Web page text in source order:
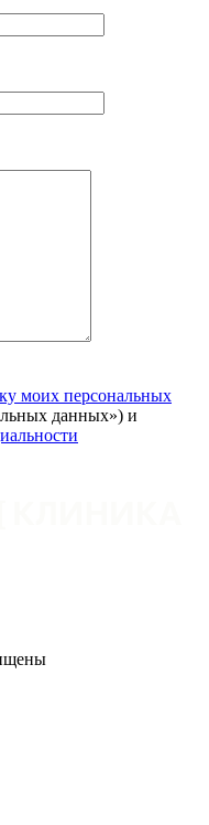
моих персональных
данных») и